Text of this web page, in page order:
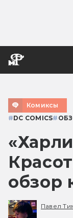
Комиксы
#DC COMICS#
обзор
Павел